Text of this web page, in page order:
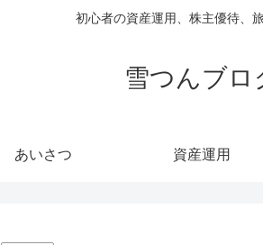
初心者の資産運用、株主優待、
雪つんブロ
あいさつ 資産運用